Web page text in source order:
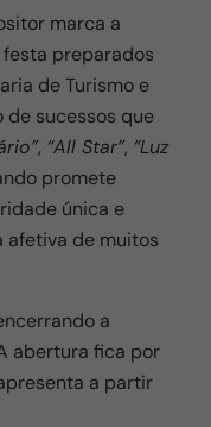
marca a
preparados
de Turismo e
de sucessos que
, “All Star”, “Luz
promete
única e
afetiva de muitos
a
abertura fica por
a partir